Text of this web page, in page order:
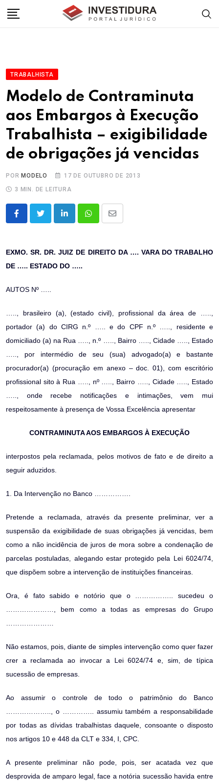
TRABALHISTA
Modelo de Contraminuta
aos Embargos à Execução
Trabalhista – exigibilidade
de obrigações já vencidas
POR MODELO
17 DE OUTUBRO DE 2013
3 MIN. DE LEITURA
LinkedInWhatsappShare
EXMO. SR. DR. JUIZ DE DIREITO DA …. VARA DO TRABALHO
DE ….. ESTADO DO …..
AUTOS Nº …..
….., brasileiro (a), (estado civil), profissional da área de …..,
portador (a) do CIRG n.º ….. e do CPF n.º ….., residente e
domiciliado (a) na Rua ….., n.º ….., Bairro ….., Cidade ….., Estado
….., por intermédio de seu (sua) advogado(a) e bastante
procurador(a) (procuração em anexo – doc. 01), com escritório
profissional sito à Rua ….., nº ….., Bairro ….., Cidade ….., Estado
….., onde recebe notificações e intimações, vem mui
respeitosamente à presença de Vossa Excelência apresentar
CONTRAMINUTA AOS EMBARGOS À EXECUÇÃO
interpostos pela reclamada, pelos motivos de fato e de direito a
seguir aduzidos.
1. Da Intervenção no Banco …………….
Pretende a reclamada, através da presente preliminar, ver a
suspensão da exigibilidade de suas obrigações já vencidas, bem
como a não incidência de juros de mora sobre a condenação de
parcelas postuladas, alegando estar protegido pela Lei 6024/74,
que dispõem sobre a intervenção de instituições financeiras.
Ora, é fato sabido e notório que o …………….. sucedeu o
…………………, bem como a todas as empresas do Grupo
…………………
Não estamos, pois, diante de simples intervenção como quer fazer
crer a reclamada ao invocar a Lei 6024/74 e, sim, de típica
sucessão de empresas.
Ao assumir o controle de todo o patrimônio do Banco
……………….., o ………….. assumiu também a responsabilidade
por todas as dívidas trabalhistas daquele, consoante o disposto
nos artigos 10 e 448 da CLT e 334, I, CPC.
A presente preliminar não pode, pois, ser acatada vez que
desprovida de amparo legal, face a notória sucessão havida entre